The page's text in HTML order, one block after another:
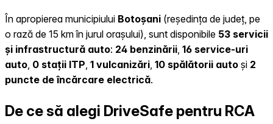
În apropierea municipiului Botoșani (reședința de județ, pe
o rază de 15 km în jurul orașului), sunt disponibile 53 servicii
și infrastructură auto: 24 benzinării, 16 service-uri
auto, 0 stații ITP, 1 vulcanizări, 10 spălătorii auto și 2
puncte de încărcare electrică.
De ce să alegi DriveSafe pentru RCA